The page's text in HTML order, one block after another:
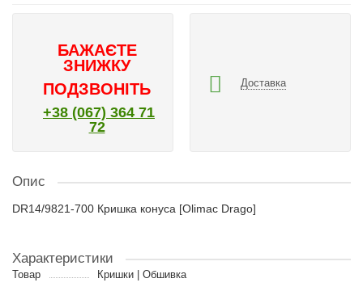
БАЖАЄТЕ
ЗНИЖКУ
ПОДЗВОНІТЬ
+38 (067) 364 71
72
Доставка
Опис
DR14/9821-700 Кришка конуса [Olimac Drago]
Характеристики
Товар Кришки | Обшивка